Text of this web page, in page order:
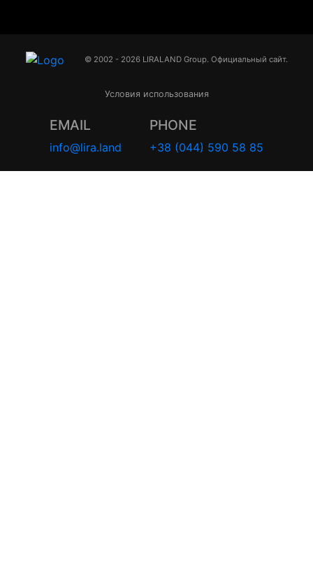
© 2002 - 2026 LIRALAND Group. Официальный сайт.
Условия использования
EMAIL
info@lira.land
PHONE
+38 (044) 590 58 85